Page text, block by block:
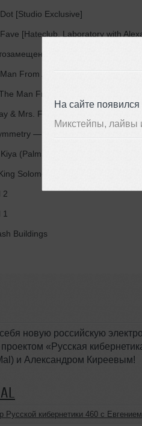
На сайте появился
Микстейпы, лайвы
[Studio Exclusive]
[Hateclub, Laboratory with
Микс / Import
From A.U.N.T — Take You Down
Man From U.N.C.L.E», Daniel
& Mrs. Flange (The Man From
— Weirdshit Xu Paelk
(Palms Trax Remix)
Solomons Mines (Brennan
2
Buildings
новую российскую
«Русская
и Александром Киреевым!
460 с Евгением Сваловым (4Mal) и Александром Киреевым (22.07.2026)